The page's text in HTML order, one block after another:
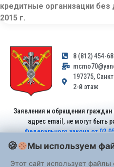
кредитные организации без
2015 г.
8 (812) 454-
197375,
2-й этаж
Заявления и обращения граждан
адрес email, не могут быть
Федерального закона от
принимаются только: по почте,
или лично при
Мы используем
Этот сайт использует